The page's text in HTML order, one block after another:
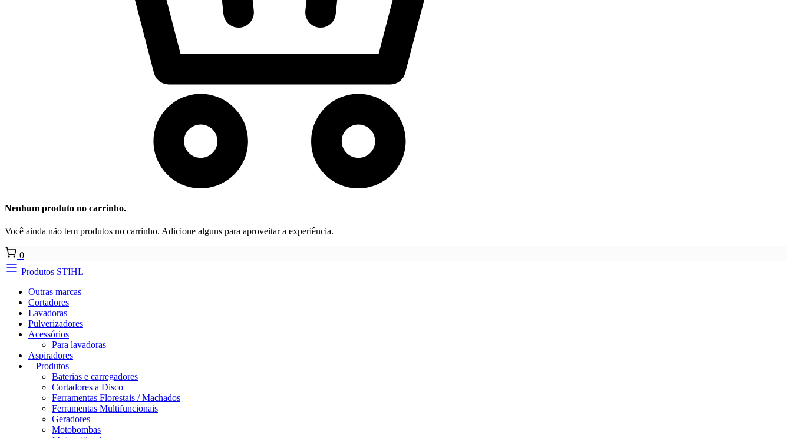
Nenhum produto no carrinho.
Você ainda não tem produtos no carrinho. Adicione alguns para aproveitar a experiência.
0
Produtos STIHL
Outras marcas
Cortadores
Lavadoras
Pulverizadores
Acessórios
Para lavadoras
Aspiradores
+ Produtos
Baterias e carregadores
Cortadores a Disco
Ferramentas Florestais / Machados
Ferramentas Multifuncionais
Geradores
Motobombas